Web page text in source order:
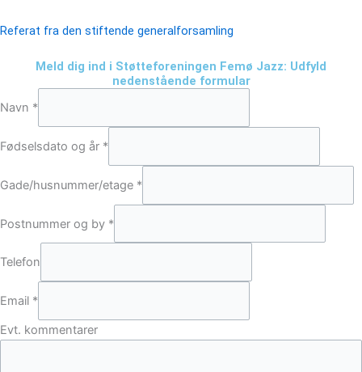
Referat fra den stiftende generalforsamling
Meld dig ind i Støtteforeningen Femø Jazz: Udfyld
nedenstående formular
Navn *
Fødselsdato og år *
Gade/husnummer/etage *
Postnummer og by *
i
Telefon
Email *
Evt. kommentarer